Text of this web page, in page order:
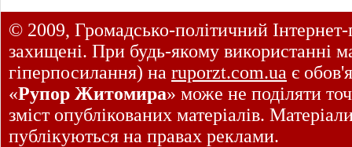
© 2009, Громадсько-політичний
захищені. При будь-якому використанні
гіперпосилання) на ruporzt.com.ua є
«Рупор Житомира» може не поділяти
зміст опублікованих матеріалів.
публікуються на правах реклами.